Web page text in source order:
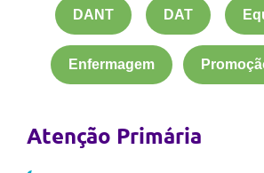
DANT DAT
Enfermagem
Atenção Primária